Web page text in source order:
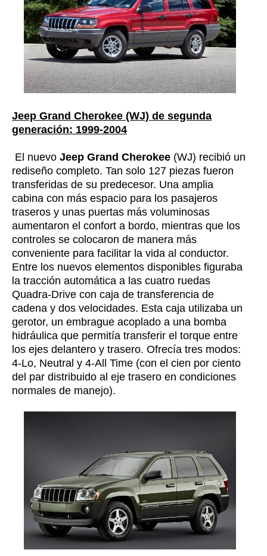
Jeep Grand Cherokee (WJ) de segunda
generación: 1999-2004
El nuevo Jeep Grand Cherokee (WJ) recibió un
rediseño completo. Tan solo 127 piezas fueron
transferidas de su predecesor. Una amplia
cabina con más espacio para los pasajeros
traseros y unas puertas más voluminosas
aumentaron el confort a bordo, mientras que los
controles se colocaron de manera más
conveniente para facilitar la vida al conductor.
Entre los nuevos elementos disponibles figuraba
la tracción automática a las cuatro ruedas
Quadra-Drive con caja de transferencia de
cadena y dos velocidades. Esta caja utilizaba un
gerotor, un embrague acoplado a una bomba
hidráulica que permitía transferir el torque entre
los ejes delantero y trasero. Ofrecía tres modos:
4-Lo, Neutral y 4-All Time (con el cien por ciento
del par distribuido al eje trasero en condiciones
normales de manejo).